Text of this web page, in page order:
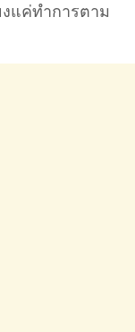
แค่ทำการตาม